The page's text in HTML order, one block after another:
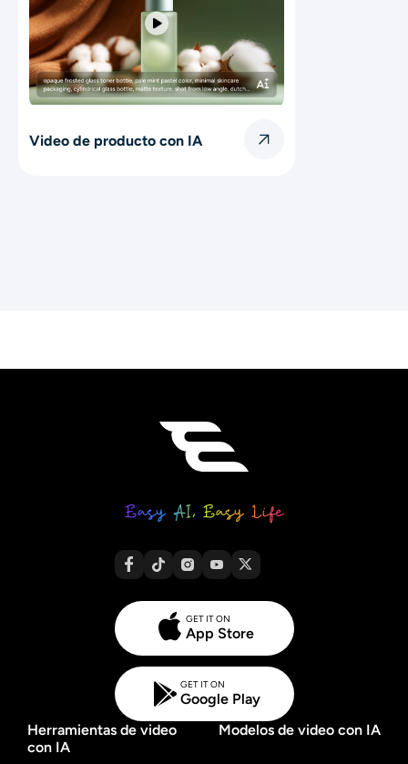
Video de producto con IA
GET IT ON
App Store
GET IT ON
Google Play
Herramientas de video
con IA
Modelos de video con IA